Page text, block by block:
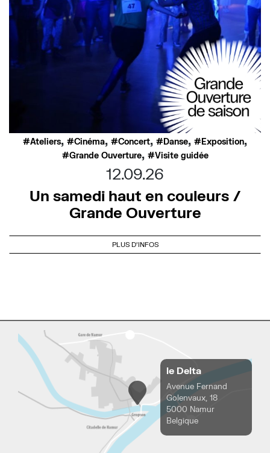
Ateliers, Cinéma, Concert, Danse, Exposition,
Grande Ouverture, Visite guidée
12.09.26
Un samedi haut en couleurs /
Grande Ouverture
PLUS D'INFOS
le Delta
Avenue Fernand
Golenvaux, 18
5000 Namur
Belgique